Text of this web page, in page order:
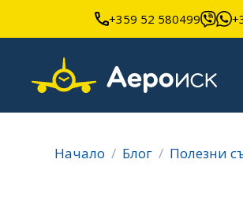
+359 52 580499
Начало Блог Полезни